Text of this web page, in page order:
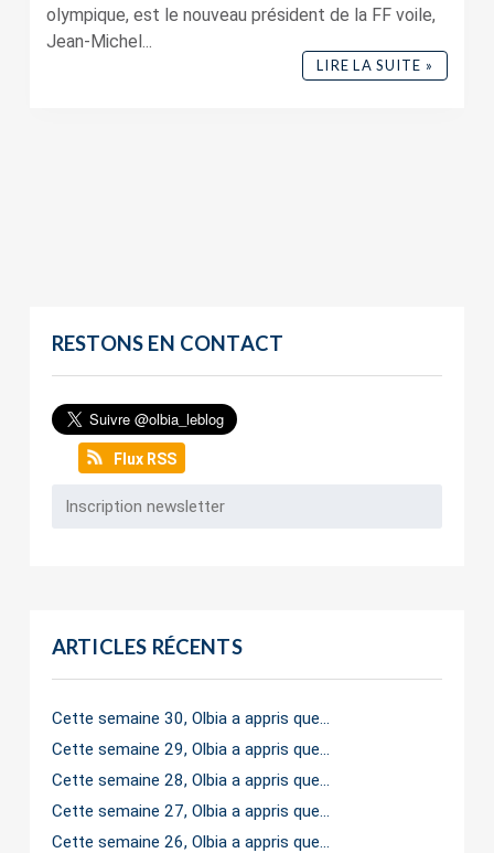
olympique, est le nouveau président de la FF voile,
Jean-Michel...
LIRE LA SUITE »
RESTONS EN CONTACT
Flux RSS
ARTICLES RÉCENTS
Cette semaine 30, Olbia a appris que…
Cette semaine 29, Olbia a appris que…
Cette semaine 28, Olbia a appris que…
Cette semaine 27, Olbia a appris que…
Cette semaine 26, Olbia a appris que…